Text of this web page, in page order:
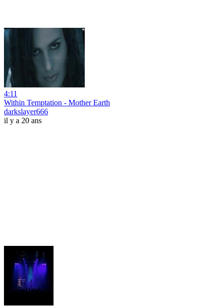
4:11
Within Temptation - Mother Earth
darkslayer666
il y a 20 ans